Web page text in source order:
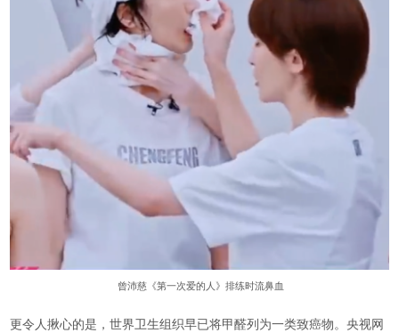
曾沛慈《第一次爱的人》排练时流鼻血
更令人揪心的是，世界卫生组织早已将甲醛列为一类致癌物。央视网